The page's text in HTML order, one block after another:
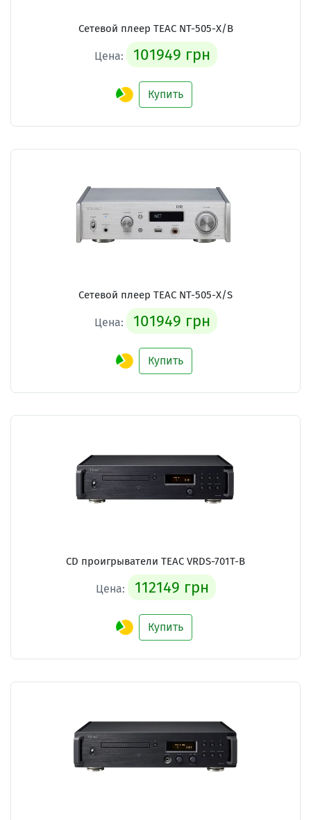
Сетевой плеер TEAC NT-505-X/B
Цена: 101949 грн
Купить
Сетевой плеер TEAC NT-505-X/S
Цена: 101949 грн
Купить
CD проигрыватели TEAC VRDS-701T-B
Цена: 112149 грн
Купить